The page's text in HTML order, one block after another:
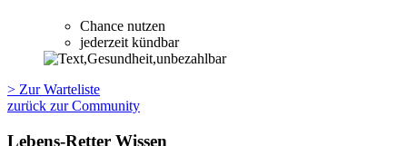
Chance nutzen
jederzeit kündbar
> Zur Warteliste
zurück zur Community
Lebens-Retter Wissen